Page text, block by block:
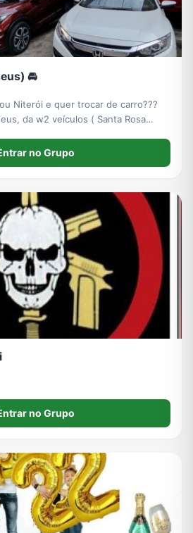
🚘
Niterói e quer trocar de carro???
da w2 veículos ( Santa Rosa
no Grupo
no Grupo